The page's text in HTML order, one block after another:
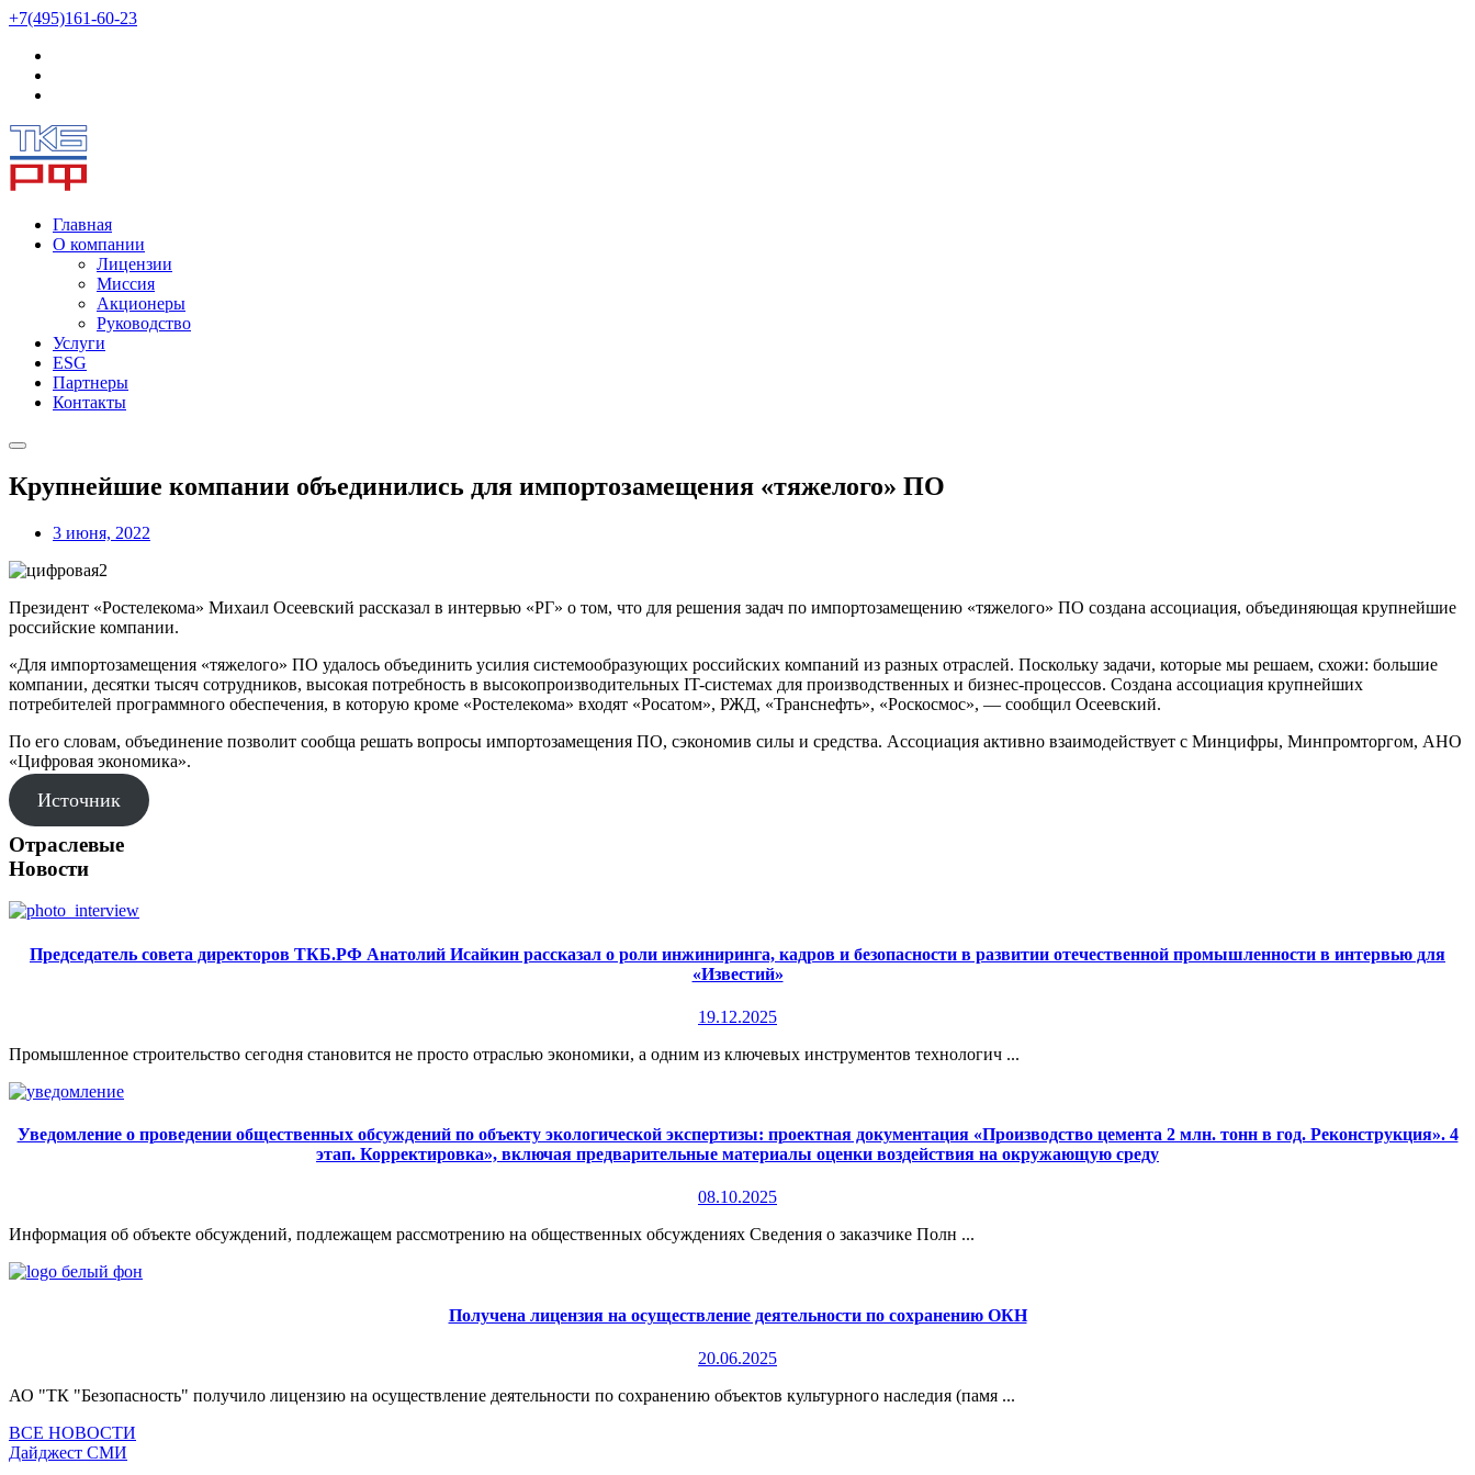
+7(495)161-60-23
Главная
О компании
Лицензии
Миссия
Акционеры
Руководство
Услуги
ESG
Партнеры
Контакты
Крупнейшие компании объединились для импортозамещения «тяжелого» ПО
3 июня, 2022
Президент «Ростелекома» Михаил Осеевский рассказал в интервью «РГ» о том, что для решения задач по импортозамещению «тяжелого» ПО создана ассоциация, объединяющая крупнейшие
российские компании.
«Для импортозамещения «тяжелого» ПО удалось объединить усилия системообразующих российских компаний из разных отраслей. Поскольку задачи, которые мы решаем, схожи: большие
компании, десятки тысяч сотрудников, высокая потребность в высокопроизводительных IT-системах для производственных и бизнес-процессов. Создана ассоциация крупнейших
потребителей программного обеспечения, в которую кроме «Ростелекома» входят «Росатом», РЖД, «Транснефть», «Роскосмос», — сообщил Осеевский.
По его словам, объединение позволит сообща решать вопросы импортозамещения ПО, сэкономив силы и средства. Ассоциация активно взаимодействует с Минцифры, Минпромторгом, АНО
«Цифровая экономика».
Источник
Отраслевые
Новости
Председатель совета директоров ТКБ.РФ Анатолий Исайкин рассказал о роли инжиниринга, кадров и безопасности в развитии отечественной промышленности в интервью для
«Известий»
19.12.2025
Промышленное строительство сегодня становится не просто отраслью экономики, а одним из ключевых инструментов технологич ...
Уведомление о проведении общественных обсуждений по объекту экологической экспертизы: проектная документация «Производство цемента 2 млн. тонн в год. Реконструкция». 4
этап. Корректировка», включая предварительные материалы оценки воздействия на окружающую среду
08.10.2025
Информация об объекте обсуждений, подлежащем рассмотрению на общественных обсуждениях Сведения о заказчике Полн ...
Получена лицензия на осуществление деятельности по сохранению ОКН
20.06.2025
АО "ТК "Безопасность" получило лицензию на осуществление деятельности по сохранению объектов культурного наследия (памя ...
ВСЕ НОВОСТИ
Дайджест СМИ